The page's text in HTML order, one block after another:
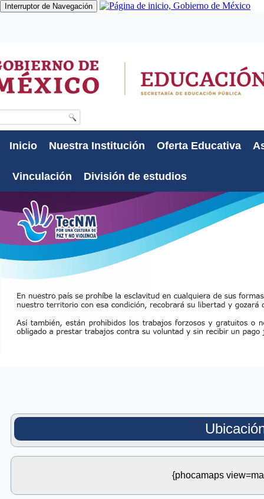
Interruptor de Navegación
Inicio Nuestra Institución Oferta Educativa
Vinculación División de estudios
{phocamaps